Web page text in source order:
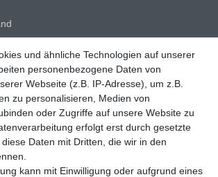
und ähnliche Technologien auf unserer
personenbezogene Daten von
Webseite (z.B. IP-Adresse), um z.B.
zu personalisieren, Medien von
oder Zugriffe auf unsere Website zu
erfolgt erst durch gesetzte
Daten mit Dritten, die wir in den
kann mit Einwilligung oder aufgrund eines